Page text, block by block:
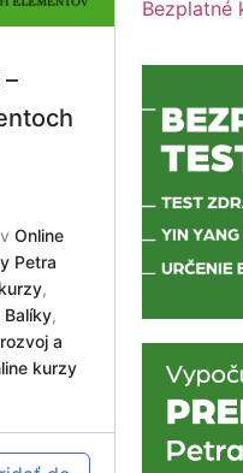
v Online
Petra
kurzy,
Balíky,
a
kurzy
Bezplatné